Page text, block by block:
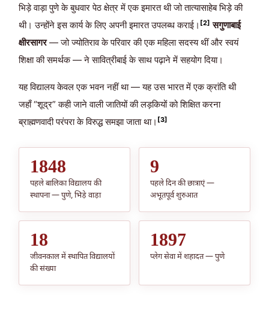
भिड़े वाड़ा पुणे के बुधवार पेठ क्षेत्र में एक इमारत थी जो तात्यासाहेब भिड़े की
थी। उन्होंने इस कार्य के लिए अपनी इमारत उपलब्ध कराई। [2] सगुणाबाई
क्षीरसागर— जो ज्योतिराव के परिवार की एक महिला सदस्य थीं और स्वयं
शिक्षा की समर्थक — ने सावित्रीबाई के साथ पढ़ाने में सहयोग दिया।
यह विद्यालय केवल एक भवन नहीं था — यह उस भारत में एक क्रांति थी
जहाँ “शूद्र” कही जाने वाली जातियों की लड़कियों को शिक्षित करना
ब्राह्मणवादी परंपरा के विरुद्ध समझा जाता था। [3]
1848
पहले बालिका विद्यालय की
स्थापना — पुणे, भिड़े वाड़ा
9
पहले दिन की छात्राएं —
अभूतपूर्व शुरुआत
18
जीवनकाल में स्थापित विद्यालयों
की संख्या
1897
प्लेग सेवा में शहादत — पुणे